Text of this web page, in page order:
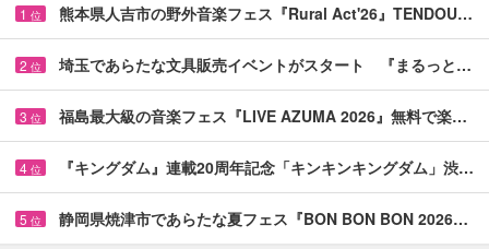
1 位 熊本県人吉市の野外音楽フェス『Rural Act'26』TENDOU…
2 位 埼玉であらたな文具販売イベントがスタート 『まるっと…
3 位 福島最大級の音楽フェス『LIVE AZUMA 2026』無料で楽…
4 位 『キングダム』連載20周年記念「キンキンキングダム」渋…
5 位 静岡県焼津市であらたな夏フェス『BON BON BON 2026…